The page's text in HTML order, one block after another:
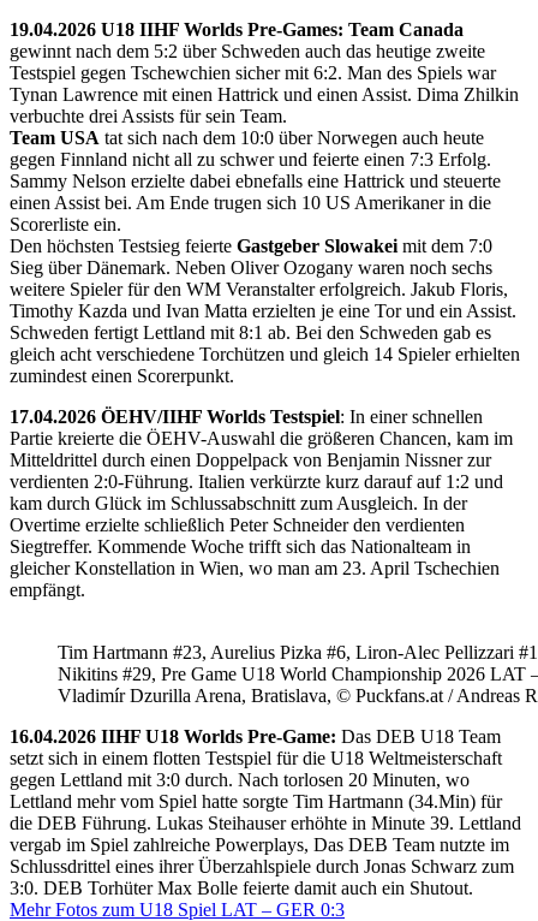
19.04.2026 U18 IIHF Worlds Pre-Games: Team Canada
gewinnt nach dem 5:2 über Schweden auch das heutige zweite
Testspiel gegen Tschewchien sicher mit 6:2. Man des Spiels war
Tynan Lawrence mit einen Hattrick und einen Assist. Dima Zhilkin
verbuchte drei Assists für sein Team.
Team USA tat sich nach dem 10:0 über Norwegen auch heute
gegen Finnland nicht all zu schwer und feierte einen 7:3 Erfolg.
Sammy Nelson erzielte dabei ebnefalls eine Hattrick und steuerte
einen Assist bei. Am Ende trugen sich 10 US Amerikaner in die
Scorerliste ein.
Den höchsten Testsieg feierte Gastgeber Slowakei mit dem 7:0
Sieg über Dänemark. Neben Oliver Ozogany waren noch sechs
weitere Spieler für den WM Veranstalter erfolgreich. Jakub Floris,
Timothy Kazda und Ivan Matta erzielten je eine Tor und ein Assist.
Schweden fertigt Lettland mit 8:1 ab. Bei den Schweden gab es
gleich acht verschiedene Torchützen und gleich 14 Spieler erhielten
zumindest einen Scorerpunkt.
17.04.2026 ÖEHV/IIHF Worlds Testspiel: In einer schnellen
Partie kreierte die ÖEHV-Auswahl die größeren Chancen, kam im
Mitteldrittel durch einen Doppelpack von Benjamin Nissner zur
verdienten 2:0-Führung. Italien verkürzte kurz darauf auf 1:2 und
kam durch Glück im Schlussabschnitt zum Ausgleich. In der
Overtime erzielte schließlich Peter Schneider den verdienten
Siegtreffer. Kommende Woche trifft sich das Nationalteam in
gleicher Konstellation in Wien, wo man am 23. April Tschechien
empfängt.
Tim Hartmann #23, Aurelius Pizka #6, Liron-Alec Pellizzari
Nikitins #29, Pre Game U18 World Championship 2026 LAT
Vladimír Dzurilla Arena, Bratislava, © Puckfans.at / Andreas
16.04.2026 IIHF U18 Worlds Pre-Game: Das DEB U18 Team
setzt sich in einem flotten Testspiel für die U18 Weltmeisterschaft
gegen Lettland mit 3:0 durch. Nach torlosen 20 Minuten, wo
Lettland mehr vom Spiel hatte sorgte Tim Hartmann (34.Min) für
die DEB Führung. Lukas Steihauser erhöhte in Minute 39. Lettland
vergab im Spiel zahlreiche Powerplays, Das DEB Team nutzte im
Schlussdrittel eines ihrer Überzahlspiele durch Jonas Schwarz zum
3:0. DEB Torhüter Max Bolle feierte damit auch ein Shutout.
Mehr Fotos zum U18 Spiel LAT – GER 0:3